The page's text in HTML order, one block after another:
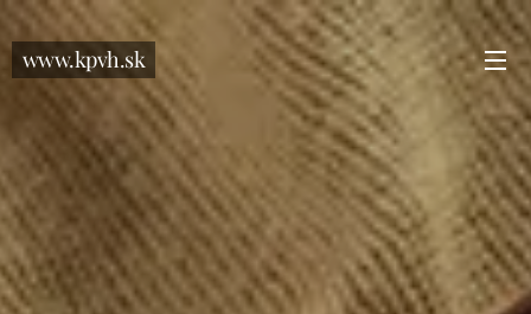
www.kpvh.sk